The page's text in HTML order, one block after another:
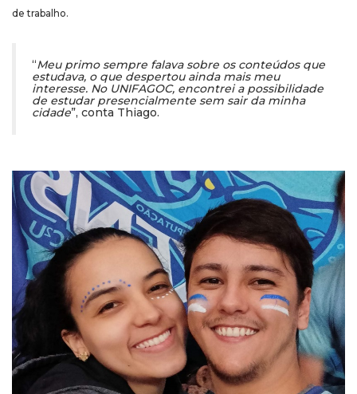
de trabalho.
“Meu primo sempre falava sobre os conteúdos que
estudava, o que despertou ainda mais meu
interesse. No UNIFAGOC, encontrei a possibilidade
de estudar presencialmente sem sair da minha
cidade”, conta Thiago.